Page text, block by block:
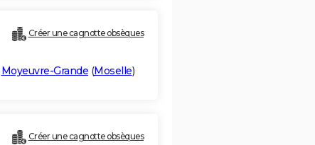
Créer une cagnotte obsèques
Moyeuvre-Grande (Moselle)
Créer une cagnotte obsèques